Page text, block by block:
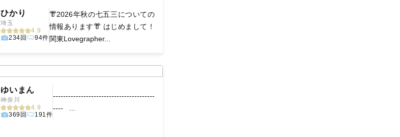
ひかり
埼玉
4.9
234回
94件
👘2026年秋の七五三についての
情報あります👘 はじめまして！
関東Lovegrapher...
ゆいまん
神奈川
4.9
369回
191件
----------------------------------------
---- ...